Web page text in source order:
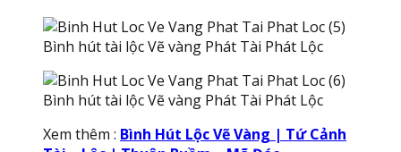
Bình hút tài lộc Vẽ vàng Phát Tài Phát Lộc
Bình hút tài lộc Vẽ vàng Phát Tài Phát Lộc
Xem thêm : Bình Hút Lộc Vẽ Vàng | Tứ Cảnh